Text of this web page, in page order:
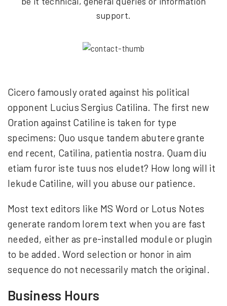
support.
Cicero famously orated against his political
opponent Lucius Sergius Catilina. The first new
Oration against Catiline is taken for type
specimens: Quo usque tandem abutere grante
end recent, Catilina, patientia nostra. Quam diu
etiam furor iste tuus nos eludet? How long will it
lekude Catiline, will you abuse our patience.
Most text editors like MS Word or Lotus Notes
generate random lorem text when you are fast
needed, either as pre-installed module or plugin
to be added. Word selection or honor in aim
sequence do not necessarily match the original.
Business Hours